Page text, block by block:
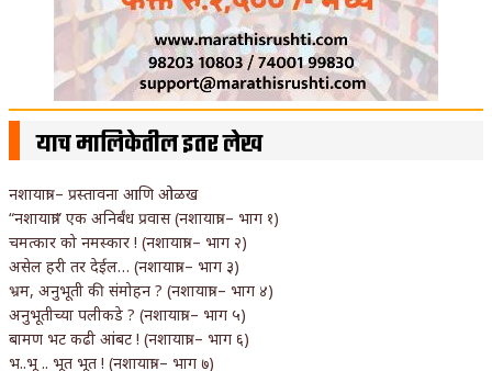
याच मालिकेतील इतर लेख
नशायात्रा – प्रस्तावना आणि ओळख
“नशायात्रा” एक अनिर्बंध प्रवास (नशायात्रा – भाग १)
चमत्कार को नमस्कार ! (नशायात्रा – भाग २)
असेल हरी तर देईल… (नशायात्रा – भाग ३)
भ्रम, अनुभूती की संमोहन ? (नशायात्रा – भाग ४)
अनुभूतीच्या पलीकडे ? (नशायात्रा – भाग ५)
बामण भट कढी आंबट ! (नशायात्रा – भाग ६)
भ..भू .. भूत भूत ! (नशायात्रा – भाग ७)